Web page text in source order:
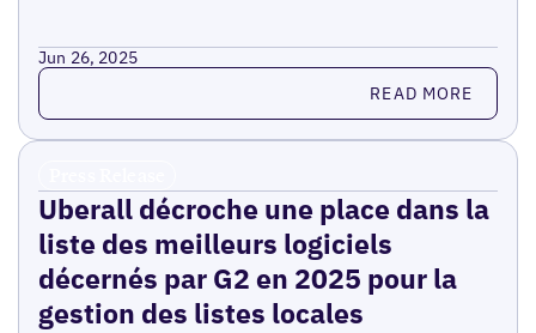
Jun 26, 2025
Read more READ MORE
Uberall décroche une place dans la
liste des meilleurs logiciels
décernés par G2 en 2025 pour la
gestion des listes locales